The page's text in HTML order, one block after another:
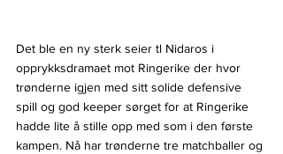
Det ble en ny sterk seier tl Nidaros i
opprykksdramaet mot Ringerike der hvor
trønderne igjen med sitt solide defensive
spill og god keeper sørget for at Ringerike
hadde lite å stille opp med som i den første
kampen. Nå har trønderne tre matchballer og